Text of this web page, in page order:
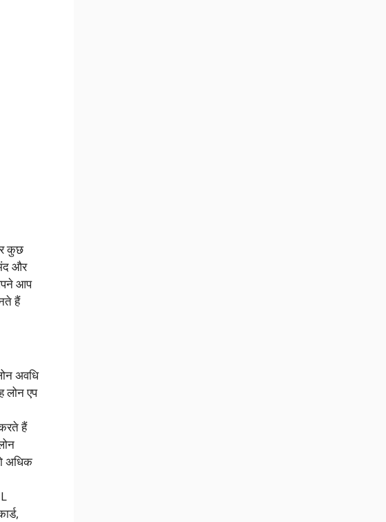
कुछ
और
आप
हैं
अवधि
लोन एप
हैं
अधिक